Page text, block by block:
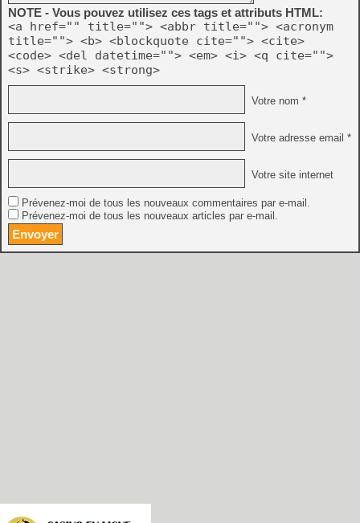
NOTE - Vous pouvez utilisez ces tags et attributs HTML:
<a href="" title=""> <abbr title=""> <acronym
title=""> <b> <blockquote cite=""> <cite>
<code> <del datetime=""> <em> <i> <q cite="">
<s> <strike> <strong>
Votre nom *
Votre adresse email *
Votre site internet
Prévenez-moi de tous les nouveaux commentaires par e-mail.
Prévenez-moi de tous les nouveaux articles par e-mail.